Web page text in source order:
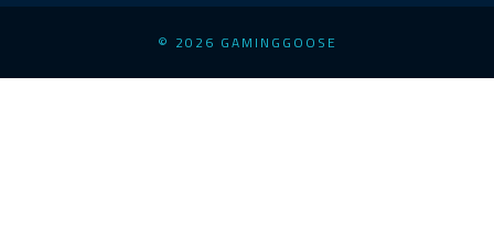
© 2026 GAMINGGOOSE